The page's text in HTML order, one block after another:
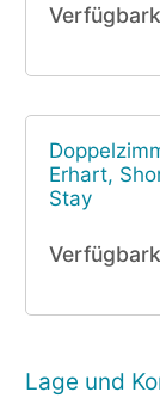
Erhart,
Stay
Lage und